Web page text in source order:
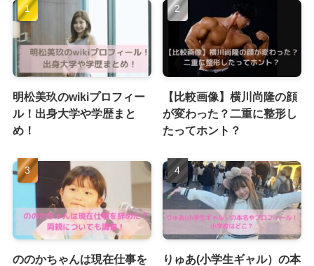
明松美玖のwikiプロフィー
ル！出身大学や学歴まと
め！
【比較画像】横川尚隆の顔
が変わった？二重に整形し
たってホント？
ののかちゃんは現在仕事を
りゅあ(小学生ギャル）の本